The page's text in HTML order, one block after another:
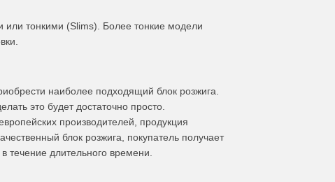
или тонкими (Slims). Более тонкие модели
наиболее подходящий блок розжига.
это будет достаточно просто.
производителей, продукция
блок розжига, покупатель получает
течение длительного времени.